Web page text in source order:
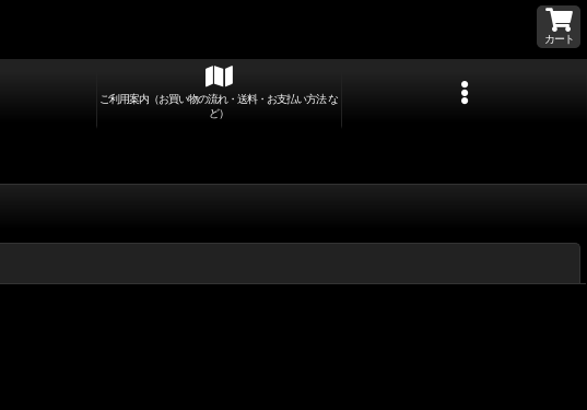
カート
ご利用案内（お買い物の流れ・送料・お支払い方法 な
ど）